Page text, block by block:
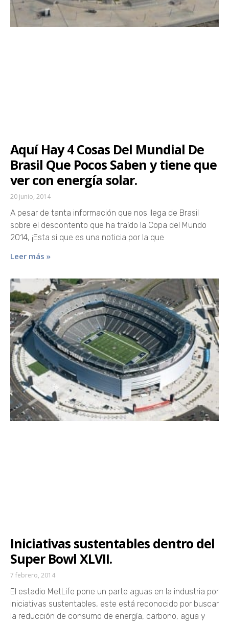
Aquí Hay 4 Cosas Del Mundial De
Brasil Que Pocos Saben y tiene que
ver con energía solar.
20 junio, 2014
A pesar de tanta información que nos llega de Brasil
sobre el descontento que ha traído la Copa del Mundo
2014, ¡Esta si que es una noticia por la que
Leer más »
Iniciativas sustentables dentro del
Super Bowl XLVII.
7 febrero, 2014
El estadio MetLife pone un parte aguas en la industria por
iniciativas sustentables, este está reconocido por buscar
la reducción de consumo de energía, carbono, agua y